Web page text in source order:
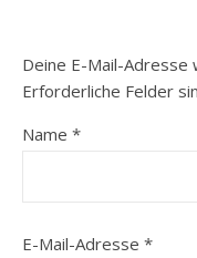
Deine E-Mail-
Erforderliche Felder
Name *
E-Mail-Adresse *